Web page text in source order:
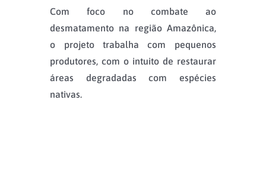
Com foco no combate ao
desmatamento na região Amazônica,
o projeto trabalha com pequenos
produtores, com o intuito de restaurar
áreas degradadas com espécies
nativas.